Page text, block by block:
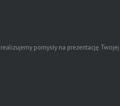
pomysły na prezentację Twojej